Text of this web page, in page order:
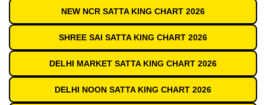
NEW NCR SATTA KING CHART 2026
SHREE SAI SATTA KING CHART 2026
DELHI MARKET SATTA KING CHART 2026
DELHI NOON SATTA KING CHART 2026